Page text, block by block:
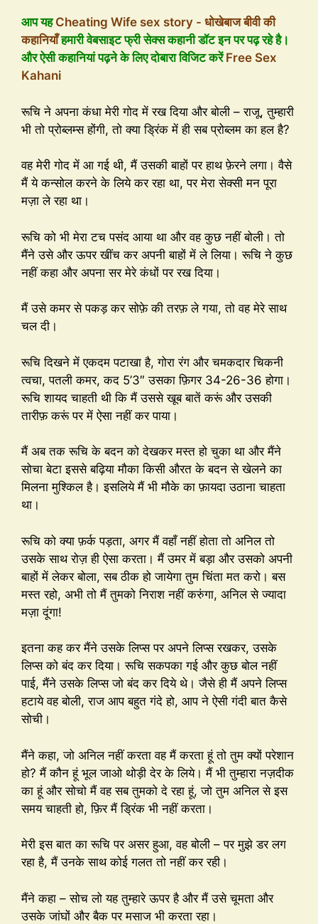
आप यहCheating Wife sex story - धोखेबाज बीवी की
कहानियाँहमारी वेबसाइट फ्री सेक्स कहानी डॉट इन पर पढ़ रहे है।
और ऐसी कहानियां पढ़ने के लिए दोबारा विजिट करेंFree Sex
Kahani
रूचि ने अपना कंधा मेरी गोद में रख दिया और बोली – राजू, तुम्हारी
भी तो प्रोब्लम्स होंगी, तो क्या ड्रिंक में ही सब प्रोब्लम का हल है?
वह मेरी गोद में आ गई थी, मैं उसकी बाहों पर हाथ फ़ेरने लगा। वैसे
मैं ये कन्सोल करने के लिये कर रहा था, पर मेरा सेक्सी मन पूरा
मज़ा ले रहा था।
रूचि को भी मेरा टच पसंद आया था और वह कुछ नहीं बोली। तो
मैंने उसे और ऊपर खींच कर अपनी बाहों में ले लिया। रूचि ने कुछ
नहीं कहा और अपना सर मेरे कंधों पर रख दिया।
मैं उसे कमर से पकड़ कर सोफ़े की तरफ़ ले गया, तो वह मेरे साथ
चल दी।
रूचि दिखने में एकदम पटाखा है, गोरा रंग और चमकदार चिकनी
त्वचा, पतली कमर, कद 5’3″ उसका फ़िगर 34-26-36 होगा।
रूचि शायद चाहती थी कि मैं उससे खूब बातें करूं और उसकी
तारीफ़ करूं पर में ऐसा नहीं कर पाया।
मैं अब तक रूचि के बदन को देखकर मस्त हो चुका था और मैंने
सोचा बेटा इससे बढ़िया मौका किसी औरत के बदन से खेलने का
मिलना मुश्किल है। इसलिये मैं भी मौके का फ़ायदा उठाना चाहता
था।
रूचि को क्या फ़र्क पड़ता, अगर मैं वहाँ नहीं होता तो अनिल तो
उसके साथ रोज़ ही ऐसा करता। मैं उमर में बड़ा और उसको अपनी
बाहों में लेकर बोला, सब ठीक हो जायेगा तुम चिंता मत करो। बस
मस्त रहो, अभी तो मैं तुमको निराश नहीं करुंगा, अनिल से ज्यादा
मज़ा दूंगा!
इतना कह कर मैंने उसके लिप्स पर अपने लिप्स रखकर, उसके
लिप्स को बंद कर दिया। रूचि सकपका गई और कुछ बोल नहीं
पाई, मैंने उसके लिप्स जो बंद कर दिये थे। जैसे ही मैं अपने लिप्स
हटाये वह बोली, राज आप बहुत गंदे हो, आप ने ऐसी गंदी बात कैसे
सोची।
मैंने कहा, जो अनिल नहीं करता वह मैं करता हूं तो तुम क्यों परेशान
हो? मैं कौन हूं भूल जाओ थोड़ी देर के लिये। मैं भी तुम्हारा नज़दीक
का हूं और सोचो मैं वह सब तुमको दे रहा हूं, जो तुम अनिल से इस
समय चाहती हो, फ़िर मैं ड्रिंक भी नहीं करता।
मेरी इस बात का रूचि पर असर हुआ, वह बोली – पर मुझे डर लग
रहा है, मैं उनके साथ कोई गलत तो नहीं कर रही।
मैंने कहा – सोच लो यह तुम्हारे ऊपर है और मैं उसे चूमता और
उसके जांघों और बैक पर मसाज भी करता रहा।